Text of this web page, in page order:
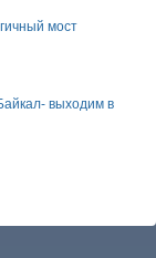
мост
выходим в